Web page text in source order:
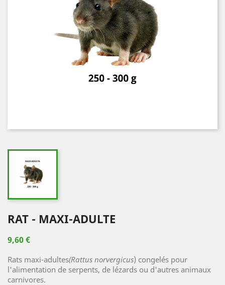
RAT - MAXI-ADULTE
9,60 €
Rats maxi-adultes(Rattus norvergicus) congelés pour
l'alimentation de serpents, de lézards ou d'autres animaux
carnivores.